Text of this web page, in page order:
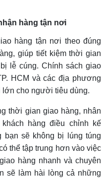
hàng tận nơi
hàng tận nơi theo đúng
giúp tiết kiệm thời gian
lễ cúng. Chính sách giao
HCM và các địa phương
lớn cho người tiêu dùng.
thời gian giao hàng, nhân
hàng điều chỉnh kế
bạn sẽ không bị lúng túng
thể tập trung hơn vào việc
hàng nhanh và chuyên
sẽ làm hài lòng cả những